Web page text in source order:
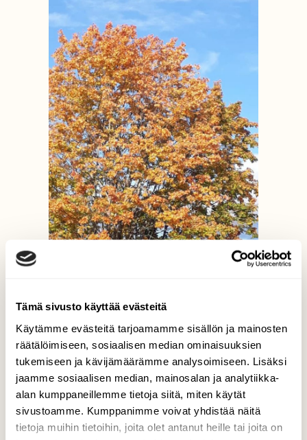
Tämä sivusto käyttää evästeitä
Käytämme evästeitä tarjoamamme sisällön ja mainosten
räätälöimiseen, sosiaalisen median ominaisuuksien
tukemiseen ja kävijämäärämme analysoimiseen. Lisäksi
jaamme sosiaalisen median, mainosalan ja analytiikka-
alan kumppaneillemme tietoja siitä, miten käytät
sivustoamme. Kumppanimme voivat yhdistää näitä
tietoja muihin tietoihin, joita olet antanut heille tai joita on
Syksy